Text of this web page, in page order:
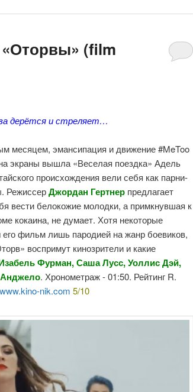
(film
дерётся и стреляет…
месяцем, эмансипация и движение #MeToo
экраны вышла «Веселая поездка» Адель
происхождения вели себя как парни-
РежиссерДжордан Гертнер предлагает
вести белокожие молодки, а примкнувшая к
кокаина, не думает. Хотя некоторые
его фильм лишь пародией на жанр боевиков,
воспримут кинозрители и какие
Фурман, Саша Лусс, Уоллис Дэй,
. Хронометраж - 01:50. Рейтинг R.
www.kino-nik.com 5/10